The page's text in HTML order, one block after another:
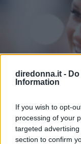
diredonna.it -
Information
If you wish to opt-
processing of your
targeted
section to confirm